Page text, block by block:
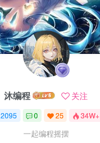
沐编程 关注
2095 0 25 34W+
一起编程摇摆